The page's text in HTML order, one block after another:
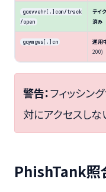
goxvvehr[.]com/track
/open
テイ
済み
gqymgws[.]cn 運用
200)
警告：フィッシン
対にアクセスしな
PhishTank照